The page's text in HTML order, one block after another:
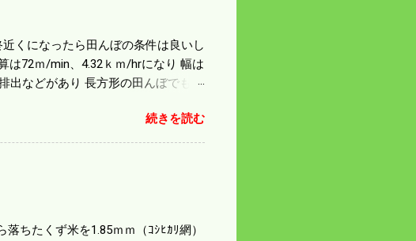
くになったら田んぼの条件は良いし
は72ｍ/min、4.32ｋｍ/hrになり 幅は
などがあり 長方形の田んぼでも
どのバランスの問題で 今の機種で満
無かったのが本音だ。 4条刈りで
続きを読む
ちたくず米を1.85ｍｍ（ｺｼﾋｶﾘ網）